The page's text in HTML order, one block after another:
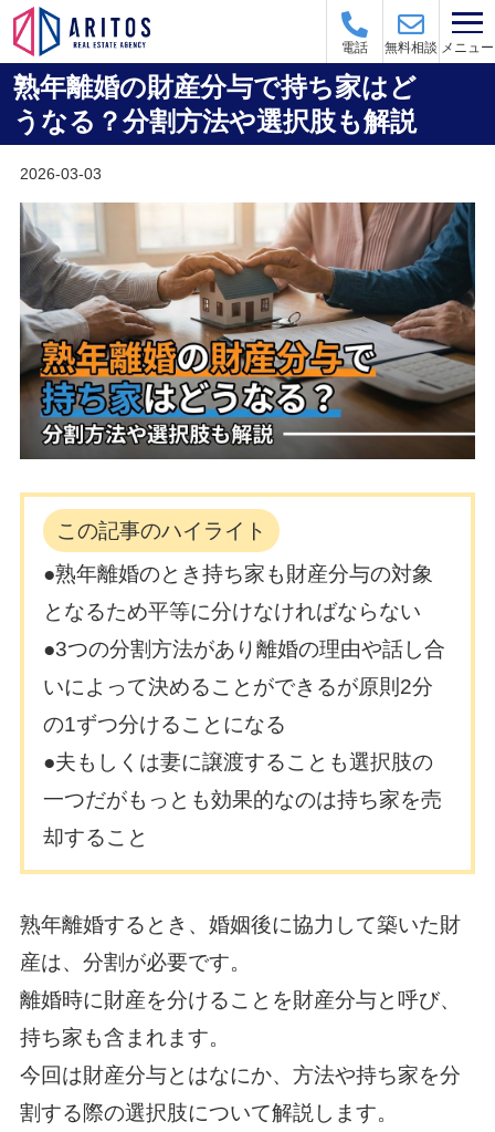
電話 無料相談 メニュー
熟年離婚の財産分与で持ち家はど
うなる？分割方法や選択肢も解説
2026-03-03
この記事のハイライト
●熟年離婚のとき持ち家も財産分与の対象
となるため平等に分けなければならない
●3つの分割方法があり離婚の理由や話し合
いによって決めることができるが原則2分
の1ずつ分けることになる
●夫もしくは妻に譲渡することも選択肢の
一つだがもっとも効果的なのは持ち家を売
却すること
熟年離婚するとき、婚姻後に協力して築いた財
産は、分割が必要です。
離婚時に財産を分けることを財産分与と呼び、
持ち家も含まれます。
今回は財産分与とはなにか、方法や持ち家を分
割する際の選択肢について解説します。